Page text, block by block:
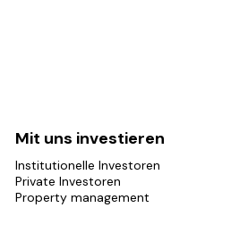
Mit uns investieren
Institutionelle Investoren
Private Investoren
Property management